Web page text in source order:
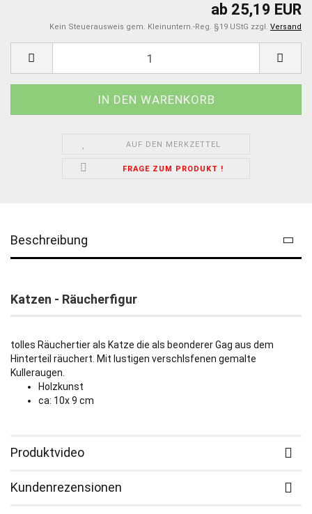
ab 25,19 EUR
Kein Steuerausweis gem. Kleinuntern.-Reg. §19 UStG zzgl. Versand
AUF DEN MERKZETTEL
FRAGE ZUM PRODUKT !
Beschreibung
Katzen - Räucherfigur
tolles Räuchertier als Katze die als beonderer Gag aus dem
Hinterteil räuchert. Mit lustigen verschlsfenen gemalte
Kulleraugen.
Holzkunst
ca: 10x 9 cm
Produktvideo
Kundenrezensionen